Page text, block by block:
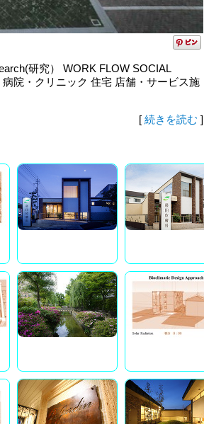
研究） WORK FLOW SOCIAL
院・クリニック 住宅 店舗・サービス施
[ 続きを読む ]